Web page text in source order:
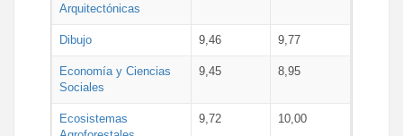
Arquitectónicas
Dibujo 9,46 9,77
Economía y Ciencias
Sociales
9,45 8,95
Ecosistemas
9,72 10,00